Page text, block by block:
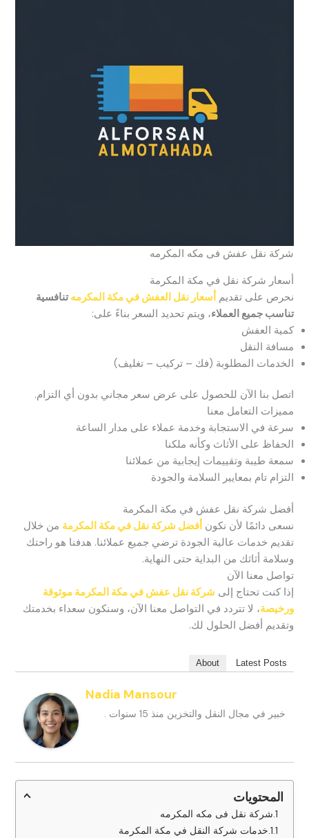
شركة نقل عفش فى مكه المكرمه
أسعار شركة نقل في مكة المكرمة
نحرص على تقديم أسعار نقل العفش في مكة المكرمهتنافسية
تناسب جميع العملاء، ويتم تحديد السعر بناءً على:
كمية العفش
مسافة النقل
الخدمات المطلوبة (فك – تركيب – تغليف)
اتصل بنا الآن للحصول على عرض سعر مجاني بدون أي التزام.
مميزات التعامل معنا
سرعة في الاستجابة وخدمة عملاء على مدار الساعة
الحفاظ على الأثاث وكأنه ملكنا
سمعة طيبة وتقييمات إيجابية من عملائنا
التزام تام بمعايير السلامة والجودة
أفضل شركة نقل عفش في مكة المكرمة
نسعى دائمًا لأن نكونأفضل شركة نقل في مكة المكرمة من خلال
تقديم خدمات عالية الجودة ترضي جميع عملائنا. هدفنا هو راحتك
وسلامة أثاثك من البداية حتى النهاية.
تواصل معنا الآن
إذا كنت تحتاج إلى شركة نقل عفش في مكة المكرمة موثوقة
ورخيصة، لا تتردد في التواصل معنا الآن، وسنكون سعداء بخدمتك
وتقديم أفضل الحلول لك.
About Latest Posts
Nadia Mansour
خبير في مجال النقل والتخزين منذ 15 سنوات .
المحتويات
شركة نقل فى مكه المكرمه
خدمات شركة النقل في مكة المكرمة